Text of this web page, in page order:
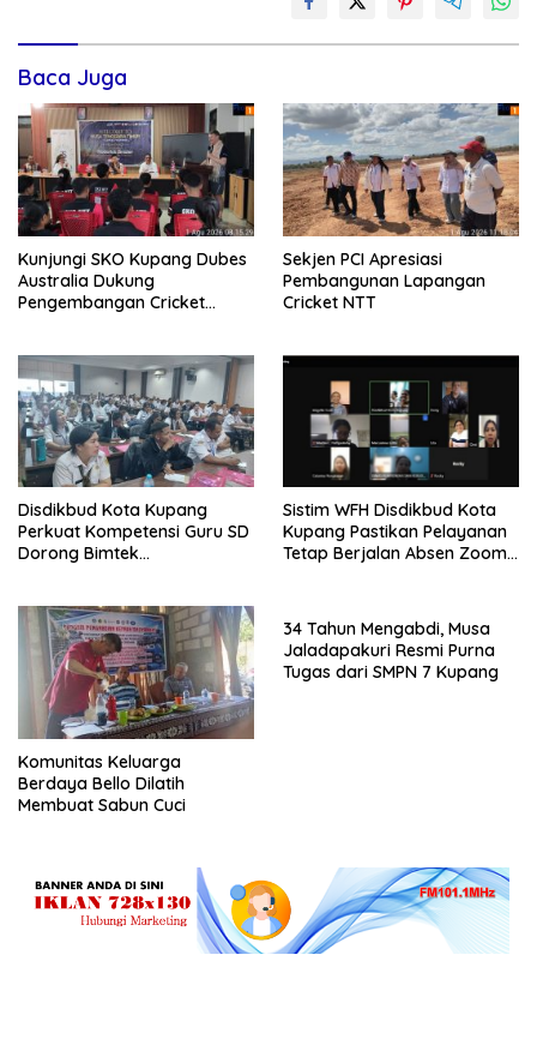
Baca Juga
Kunjungi SKO Kupang Dubes
Australia Dukung
Pengembangan Cricket
Sekjen PCI Apresiasi
Pembangunan Lapangan
Cricket NTT
Disdikbud Kota Kupang
Perkuat Kompetensi Guru SD
Dorong Bimtek
Sistim WFH Disdikbud Kota
Kupang Pastikan Pelayanan
Tetap Berjalan Absen Zoom
Komunitas Keluarga
Berdaya Bello Dilatih
Membuat Sabun Cuci
34 Tahun Mengabdi, Musa
Jaladapakuri Resmi Purna
Tugas dari SMPN 7 Kupang